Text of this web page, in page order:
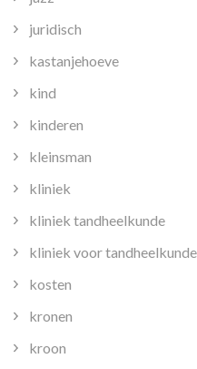
juridisch
kastanjehoeve
kind
kinderen
kleinsman
kliniek
kliniek tandheelkunde
kliniek voor tandheelkunde
kosten
kronen
kroon